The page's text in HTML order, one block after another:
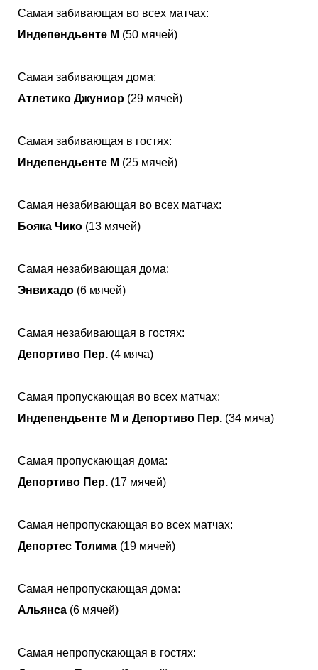
Самая забивающая во всех матчах:
Индепендьенте М (50 мячей)
Самая забивающая дома:
Атлетико Джуниор (29 мячей)
Самая забивающая в гостях:
Индепендьенте М (25 мячей)
Самая незабивающая во всех матчах:
Бояка Чико (13 мячей)
Самая незабивающая дома:
Энвихадо (6 мячей)
Самая незабивающая в гостях:
Депортиво Пер. (4 мяча)
Самая пропускающая во всех матчах:
Индепендьенте М и Депортиво Пер. (34 мяча)
Самая пропускающая дома:
Депортиво Пер. (17 мячей)
Самая непропускающая во всех матчах:
Депортес Толима (19 мячей)
Самая непропускающая дома:
Альянса (6 мячей)
Самая непропускающая в гостях: